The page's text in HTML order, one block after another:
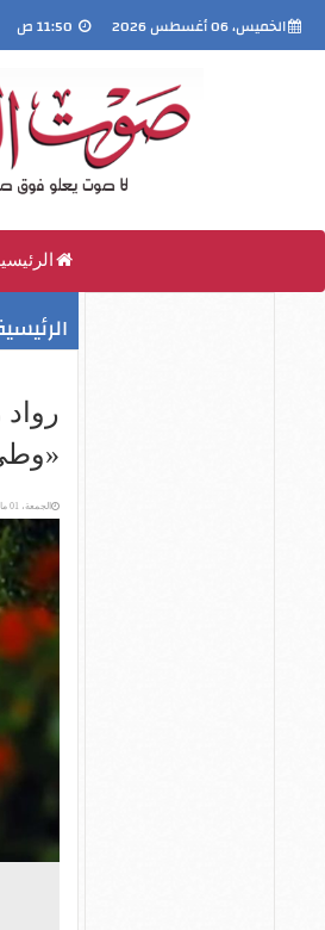
الخميس، 06 أغسطس 2026
الجمعة، 01 مارس 2019 03:52 م